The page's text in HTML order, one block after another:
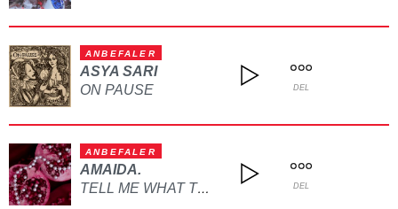
ANBEFALER
ASYA SARI
ON PAUSE
DEL
ANBEFALER
AMAIDA.
TELL ME WHAT TO DO DEL